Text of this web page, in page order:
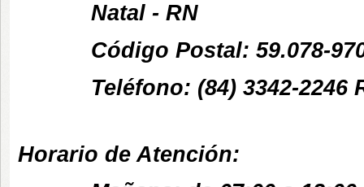
Natal - RN
Código Postal: 59.078-
Teléfono: (84) 3342-2246
Horario de Atención: